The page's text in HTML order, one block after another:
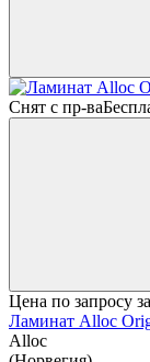
Снят с пр-ва
Цена по запросу
Ламинат Alloc
Alloc